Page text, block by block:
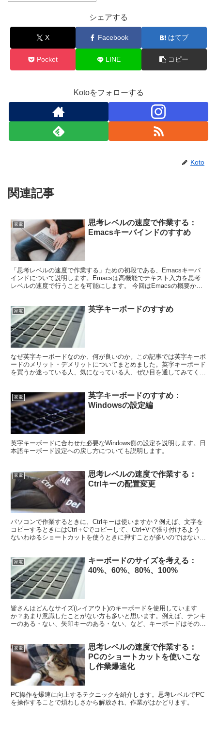
シェアする
X Facebook はてブ
Pocket LINE コピー
Kotoをフォローする
Koto
関連記事
家電
思考レベルの速度で作業する：
Emacsキーバインドのすすめ
「思考レベルの速度で作業する」ための初段である、Emacsキーバ
インドについて説明します。Emacsは高機能でテキスト入力を思考
レベルの速度で行うことを可能にします。 今回はEmacsの概要から
家電 英字キーボードのすすめ
なぜ英字キーボードなのか、何が良いのか。この記事では英字キーボ
ードのメリット・デメリットについてまとめました。英字キーボード
を買うか迷っている人、気になっている人、ぜひ目を通してみてくだ
家電
英字キーボードのすすめ：
Windowsの設定編
英字キーボードに合わせた必要なWindows側の設定を説明します。日
本語キーボード設定への戻し方についても説明します。
家電
思考レベルの速度で作業する：
Ctrlキーの配置変更
パソコンで作業するときに、Ctrlキーは使いますか？例えば、文字を
コピーするときにはCtrl＋Cでコピーして、Ctrl+Vで張り付けるよう
ないわゆるショートカットを使うときに押すことが多いのではないで
家電
キーボードのサイズを考える：
40%、60%、80%、100%
皆さんはどんなサイズ(レイアウト)のキーボードを使用しています
か？あまり意識したことがない方も多いと思います。例えば、テンキ
ーのある・ない、矢印キーのある・ない、など、キーボードはその用
について考えていきたいと思います。
家電
思考レベルの速度で作業する：
PCのショートカットを使いこな
し作業爆速化
PC操作を爆速に向上するテクニックを紹介します。思考レベルでPC
を操作することで煩わしさから解放され、作業がはかどります。